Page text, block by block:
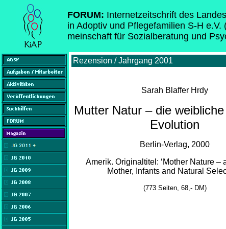
FORUM: Internetzeitschrift des
in Adoptiv und Pflegefamilien S-H
meinschaft für Sozialberatung und
Rezension / Jahrgang 2001
Sarah Blaffer Hrdy
Mutter Natur – die
Evolution
Berlin-Verlag, 2000
Amerik. Originaltitel: ‘Mother Nature –
Mother, Infants and Natural
(773 Seiten, 68,- DM)